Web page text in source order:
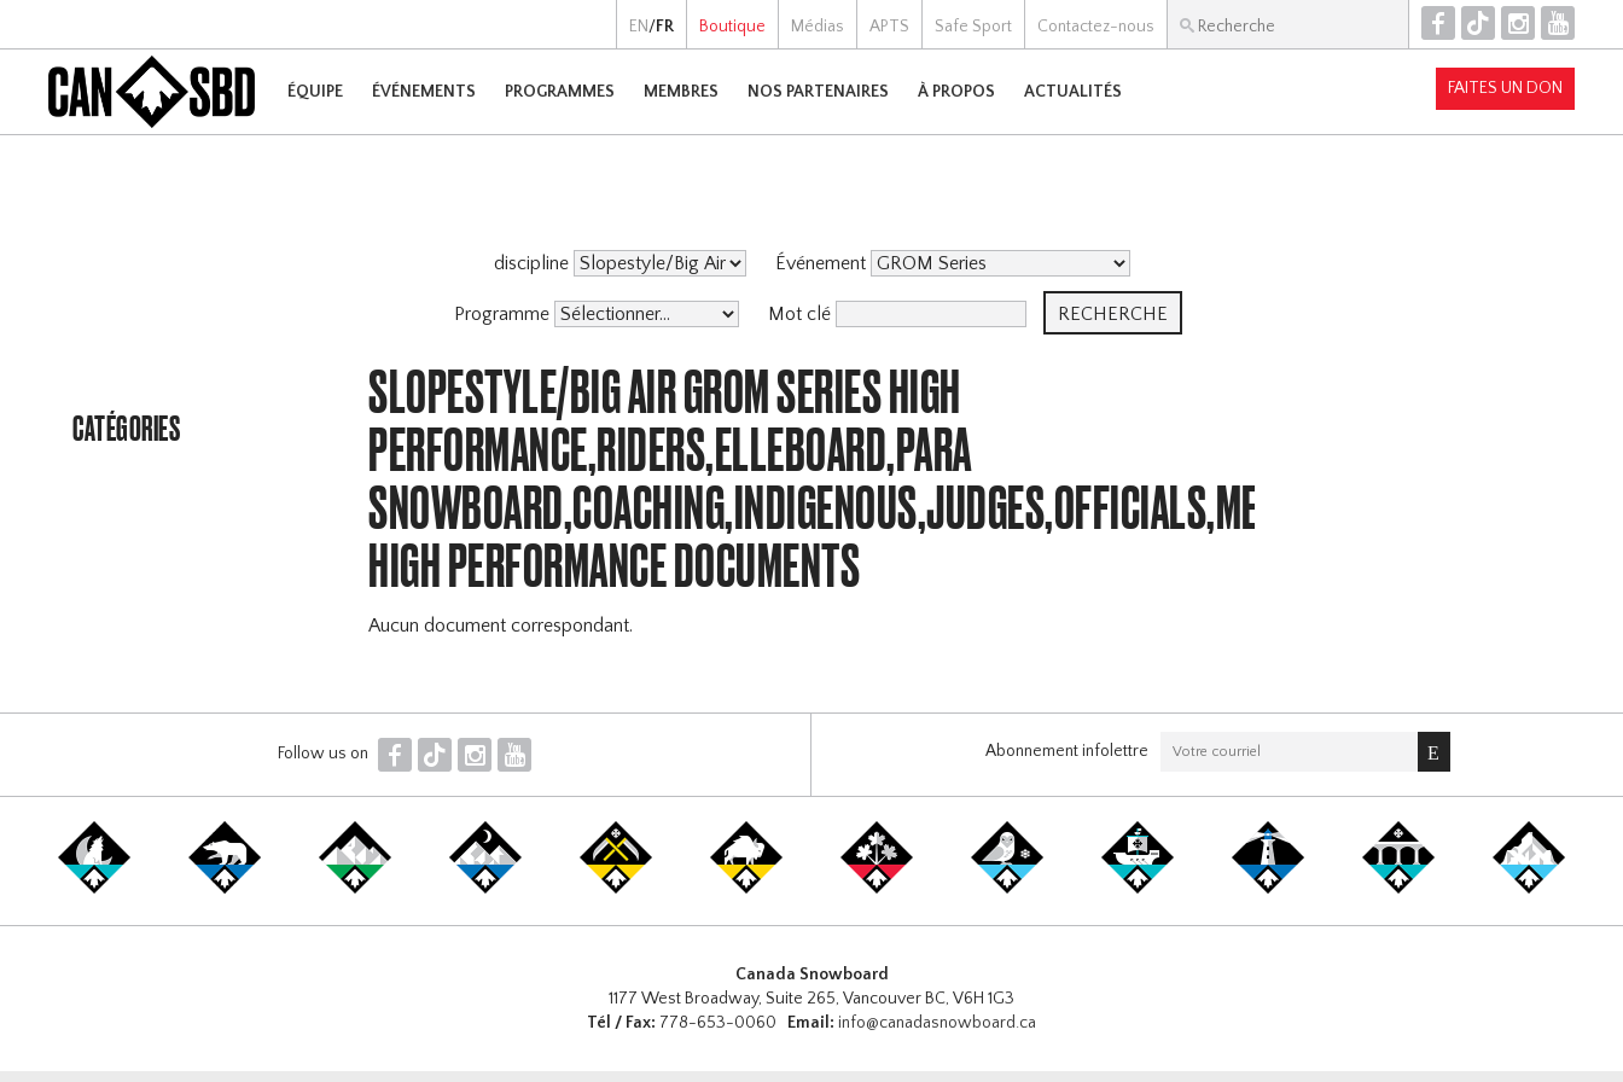
EN/FR Boutique Médias APTS Safe Sport Contactez-nous F T I Y
ÉQUIPE ÉVÉNEMENTS PROGRAMMES MEMBRES NOS PARTENAIRES À PROPOS ACTUALITÉS FAITES UN DON
CATÉGORIES
discipline Événement
Programme Mot clé
SLOPESTYLE/BIG AIR GROM SERIES HIGH
PERFORMANCE,RIDERS,ELLEBOARD,PARA
SNOWBOARD,COACHING,INDIGENOUS,JUDGES,OFFICIALS,MEMBERSHIP
HIGH PERFORMANCE DOCUMENTS
Aucun document correspondant.
Follow us on F T I Y Abonnement infolettre
Canada Snowboard
1177 West Broadway, Suite 265, Vancouver BC, V6H 1G3
Tél / Fax: 778-653-0060 Email: info@canadasnowboard.ca